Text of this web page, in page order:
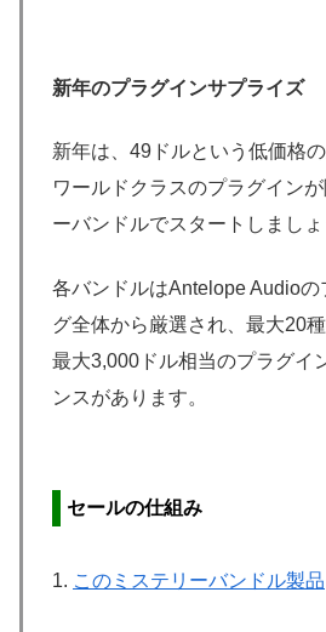
新年のプラグインサプライズ
新年は、49ドルという低価格
ワールドクラスのプラグイン
ーバンドルでスタートしましょ
各バンドルはAntelope Audioの
グ全体から厳選され、最大20
最大3,000ドル相当のプラグイ
ンスがあります。
セールの仕組み
1. このミステリーバンドル製品